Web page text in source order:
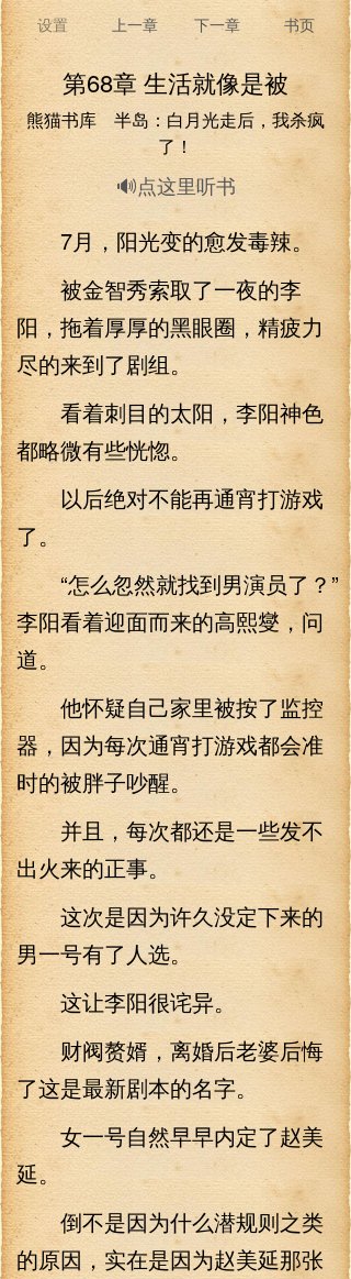
设置 上一章 下一章 书页
第68章 生活就像是被
熊猫书库 半岛：白月光走后，我杀疯
了！
🔊点这里听书
7月，阳光变的愈发毒辣。
被金智秀索取了一夜的李
阳，拖着厚厚的黑眼圈，精疲力
尽的来到了剧组。
看着刺目的太阳，李阳神色
都略微有些恍惚。
以后绝对不能再通宵打游戏
了。
“怎么忽然就找到男演员了？”
李阳看着迎面而来的高熙燮，问
道。
他怀疑自己家里被按了监控
器，因为每次通宵打游戏都会准
时的被胖子吵醒。
并且，每次都还是一些发不
出火来的正事。
这次是因为许久没定下来的
男一号有了人选。
这让李阳很诧异。
财阀赘婿，离婚后老婆后悔
了这是最新剧本的名字。
女一号自然早早内定了赵美
延。
倒不是因为什么潜规则之类
的原因，实在是因为赵美延那张